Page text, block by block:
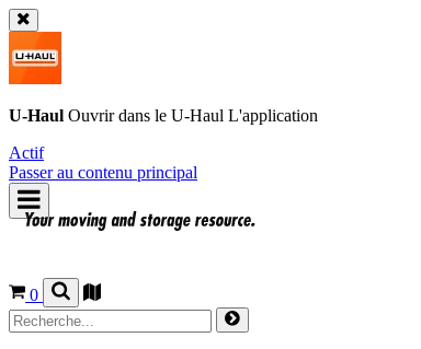
U-Haul Ouvrir dans le U-Haul L'application
Actif
Passer au contenu principal
0